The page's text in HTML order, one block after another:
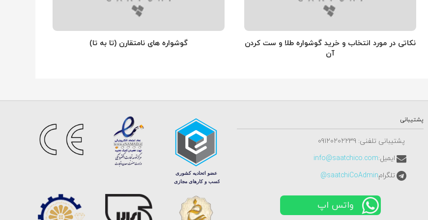
نکاتی در مورد انتخاب و خرید گوشواره طلا و ست کردن
آن
گوشواره های نامتقارن (تا به تا)
پشتیبانی
پشتیبانی تلفنی: ٠٩١٢٠٢٠٢٢٣٩
ایمیل:info@saatchico.com
تلگرامsaatchiCoAdmin@
واتس اپ